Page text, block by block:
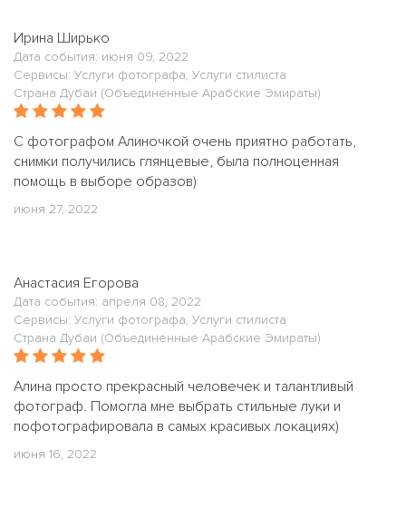
Ирина Ширько
Дата события: июня 09, 2022
Сервисы: Услуги фотографа, Услуги стилиста
Страна Дубаи (Объединенные Арабские Эмираты)
С фотографом Алиночкой очень приятно работать,
снимки получились глянцевые, была полноценная
помощь в выборе образов)
июня 27, 2022
Анастасия Егорова
Дата события: апреля 08, 2022
Сервисы: Услуги фотографа, Услуги стилиста
Страна Дубаи (Объединенные Арабские Эмираты)
Алина просто прекрасный человечек и талантливый
фотограф. Помогла мне выбрать стильные луки и
пофотографировала в самых красивых локациях)
июня 16, 2022